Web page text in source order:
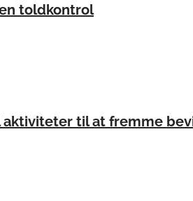
toldkontrol
aktiviteter til at fremme